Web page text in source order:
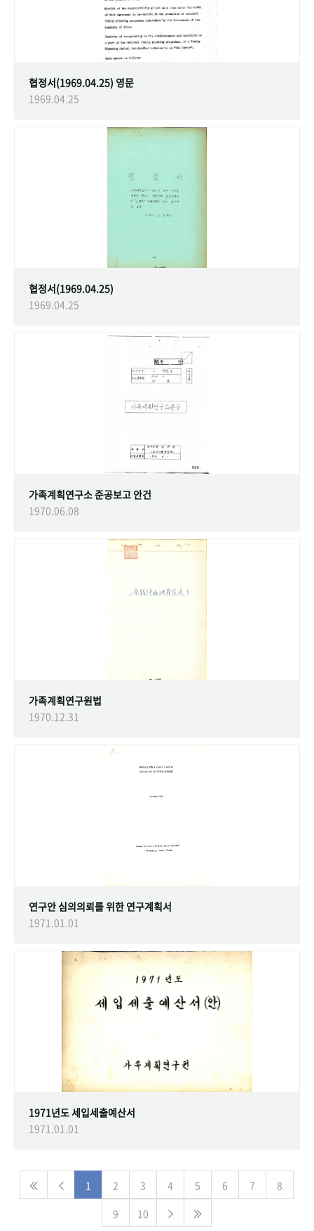
협정서(1969.04.25) 영문
1969.04.25
협정서(1969.04.25)
1969.04.25
가족계획연구소 준공보고 안건
1970.06.08
가족계획연구원법
1970.12.31
연구안 심의의뢰를 위한 연구계획서
1971.01.01
1971년도 세입세출예산서
1971.01.01
1 2 3 4 5 6 7
8
9
10